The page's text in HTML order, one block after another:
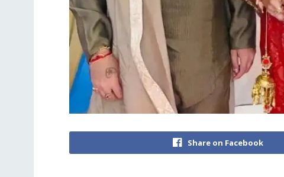
Share on Facebook